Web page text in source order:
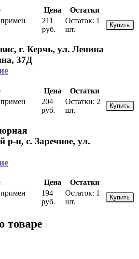
Цена
Остатки
211
руб.
Остаток: 1
шт.
Купить
г. Керчь, ул. Ленина
37Д
Цена
Остатки
204
руб.
Остатки: 2
шт.
Купить
р-н, с. Заречное, ул.
Цена
Остатки
194
руб.
Остаток: 1
шт.
Купить
товаре